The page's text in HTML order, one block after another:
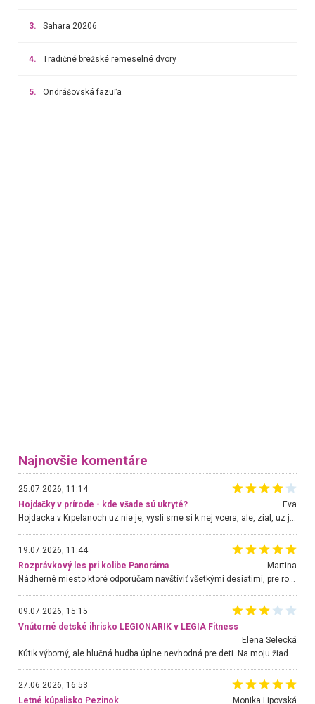
3. Sahara 20206
4. Tradičné brežské remeselné dvory
5. Ondrášovská fazuľa
Najnovšie komentáre
25.07.2026, 11:14
Hojdačky v prírode - kde všade sú ukryté?
Eva
Hojdacka v Krpelanoch uz nie je, vysli sme si k nej vcera, ale, zial, uz je znicena. Ak sem planujete cestu len kvoli hojdacke, mozete si ju usetrit. Krasny vyhlad je tu vsak aj bez hojdacky :-)
19.07.2026, 11:44
Rozprávkový les pri kolibe Panoráma
Martina
Nádherné miesto ktoré odporúčam navštíviť všetkými desiatimi, pre rodiny s deťmi, dôchodcom... Proste a jednoducho ozaj rozprávkový les.. určite ešte prídeme. Odniesli sme si na pamiatku krásne tričká,
09.07.2026, 15:15
Vnútorné detské ihrisko LEGIONARIK v LEGIA Fitness
Elena Selecká
27.06.2026, 16:53
Letné kúpalisko Pezinok
. Monika Lipovská